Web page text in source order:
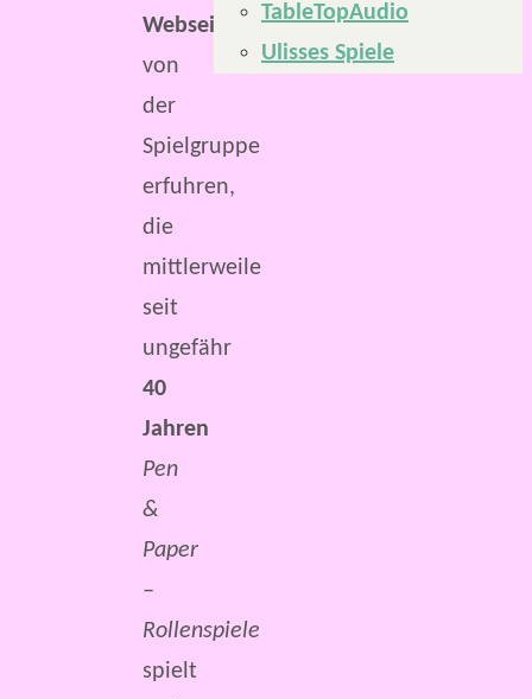
Webseite
von
der
Spielgruppe
erfuhren,
die
mittlerweile
seit
ungefähr
40
Jahren
Pen
&
Paper
–
Rollenspiele
spielt
TableTopAudio
Ulisses Spiele